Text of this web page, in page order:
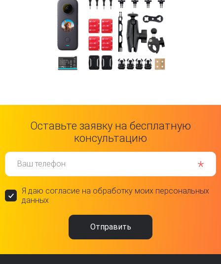
Оставьте заявку на бесплатную
консультацию
Ваш телефон
Я даю согласие на обработку моих персональных
данных